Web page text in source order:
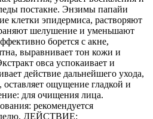
постакне. Энзимы папайи
клетки эпидермиса, растворяют
шелушение и уменьшают
борется с акне,
выравнивает тон кожи и
овса успокаивает и
действие дальнейшего ухода,
ощущение гладкой и
для очищения лица.
рекомендуется
ДЕЙСТВИЕ: